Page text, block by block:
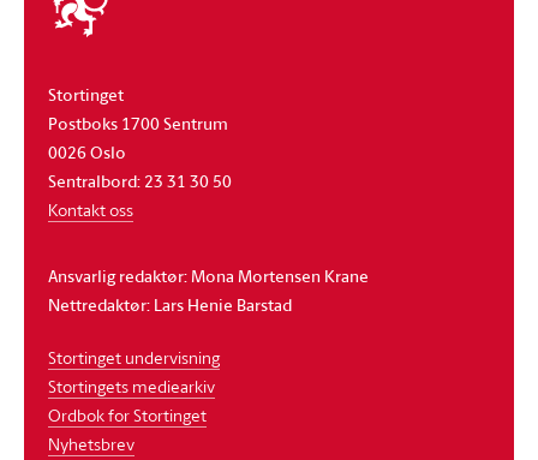
stortinget
Stortinget
Postboks 1700 Sentrum
0026 Oslo
Sentralbord: 23 31 30 50
Kontakt oss
Ansvarlig redaktør: Mona Mortensen Krane
Nettredaktør: Lars Henie Barstad
Stortinget undervisning
Stortingets mediearkiv
Ordbok for Stortinget
Nyhetsbrev